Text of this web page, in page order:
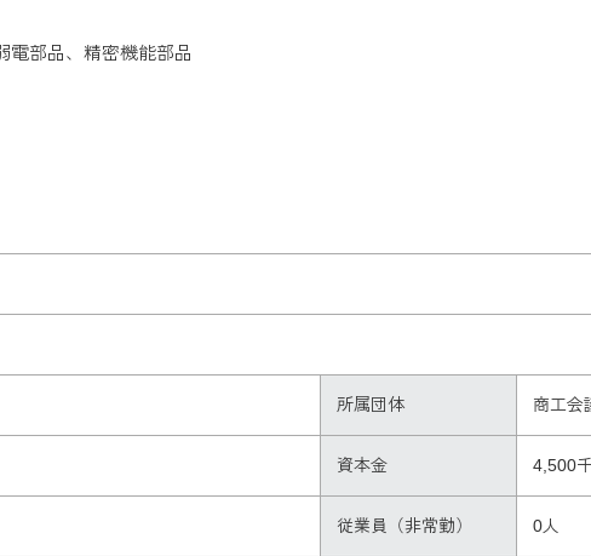
電部品、精密機能部品
所属団体 商工会
資本金 4,500
従業員（非常勤） 0人